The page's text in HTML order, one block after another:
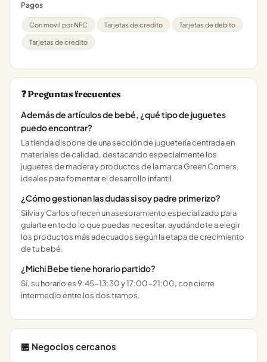
Pagos
Con movil por NFC Tarjetas de credito Tarjetas de debito
Tarjetas de credito
❓ Preguntas frecuentes
Además de artículos de bebé, ¿qué tipo de juguetes
puedo encontrar?
La tienda dispone de una sección de juguetería centrada en
materiales de calidad, destacando especialmente los
juguetes de madera y productos de la marca Green Corners,
ideales para fomentar el desarrollo infantil.
¿Cómo gestionan las dudas si soy padre primerizo?
Silvia y Carlos ofrecen un asesoramiento especializado para
guiarte en todo lo que puedas necesitar, ayudándote a elegir
los productos más adecuados según la etapa de crecimiento
de tu bebé.
¿Michi Bebe tiene horario partido?
Sí, su horario es 9:45-13:30 y 17:00-21:00, con cierre
intermedio entre los dos tramos.
🏪 Negocios cercanos